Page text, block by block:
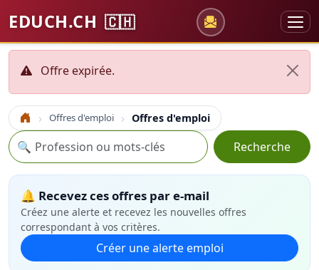
EDUCH.CH 🇨🇭
Offre expirée.
Accueil Offres d'emploi Offres d'emploi
Recherche
🔍 Recherche
🔔 Recevez ces offres par e-mail
Créez une alerte et recevez les nouvelles offres
correspondant à vos critères.
Créer une alerte emploi